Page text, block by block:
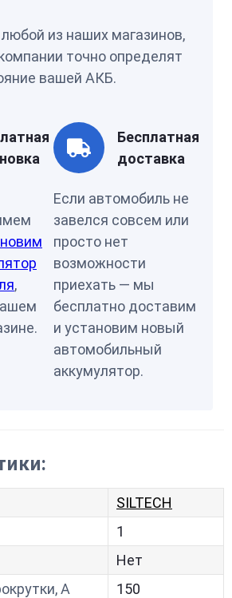
из наших магазинов,
точно определят
вашей АКБ.
,
Бесплатная
доставка
Если автомобиль не
завелся совсем или
просто нет
возможности
приехать — мы
бесплатно доставим
и установим новый
автомобильный
аккумулятор.
SILTECH
1
Нет
A
150